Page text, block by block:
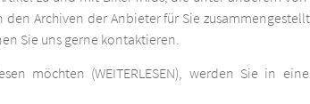
den Archiven der Anbieter für Sie
Sie uns gerne kontaktieren.
möchten (WEITERLESEN), werden Sie in